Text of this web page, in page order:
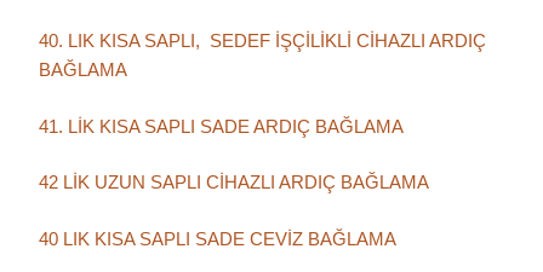
40. LIK KISA SAPLI, SEDEF İŞÇİLİKLİ CİHAZLI ARDIÇ
BAĞLAMA
41. LİK KISA SAPLI SADE ARDIÇ BAĞLAMA
42 LİK UZUN SAPLI CİHAZLI ARDIÇ BAĞLAMA
40 LIK KISA SAPLI SADE CEVİZ BAĞLAMA